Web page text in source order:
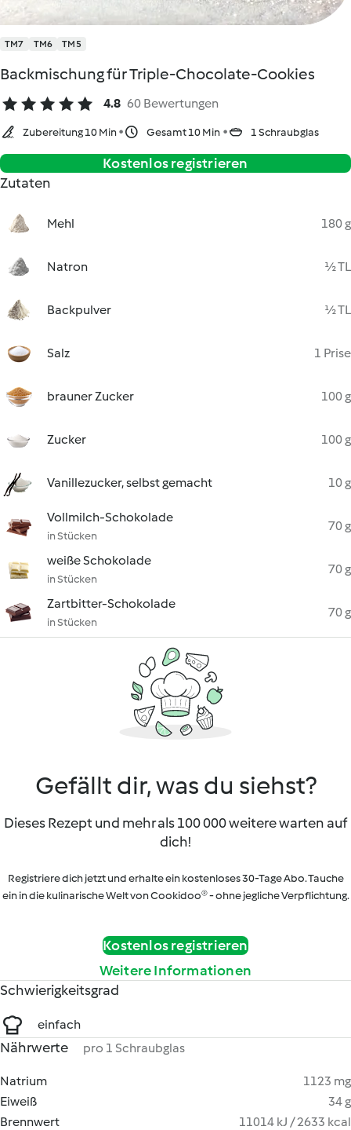
TM7 TM6 TM5
Backmischung für Triple-Chocolate-Cookies
4.8 60 Bewertungen
Zubereitung 10 Min Gesamt 10 Min 1 Schraubglas
Kostenlos registrieren
Zutaten
Mehl 180 g
Natron ½ TL
Backpulver ½ TL
Salz 1 Prise
brauner Zucker 100 g
Zucker 100 g
Vanillezucker, selbst gemacht 10 g
Vollmilch-Schokolade
in Stücken
70 g
weiße Schokolade
in Stücken
70 g
Zartbitter-Schokolade
in Stücken
70 g
Gefällt dir, was du siehst?
Dieses Rezept und mehr als 100 000 weitere warten auf
dich!
Registriere dich jetzt und erhalte ein kostenloses 30-Tage Abo. Tauche
ein in die kulinarische Welt von Cookidoo® - ohne jegliche Verpflichtung.
Kostenlos registrieren
Weitere Informationen
Schwierigkeitsgrad
einfach
Nährwerte pro 1 Schraubglas
Natrium
1123 mg
Eiweiß
34 g
Brennwert
11014 kJ / 2633 kcal